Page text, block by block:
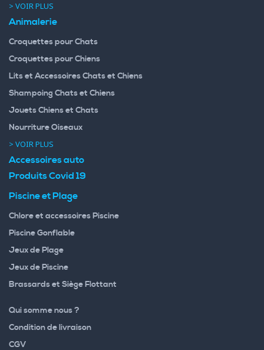
> VOIR PLUS
Animalerie
Croquettes pour Chats
Croquettes pour Chiens
Lits et Accessoires Chats et Chiens
Shampoing Chats et Chiens
Jouets Chiens et Chats
Nourriture Oiseaux
> VOIR PLUS
Accessoires auto
Produits Covid 19
Piscine et Plage
Chlore et accessoires Piscine
Piscine Gonflable
Jeux de Plage
Jeux de Piscine
Brassards et Siège Flottant
Qui somme nous ?
Condition de livraison
CGV